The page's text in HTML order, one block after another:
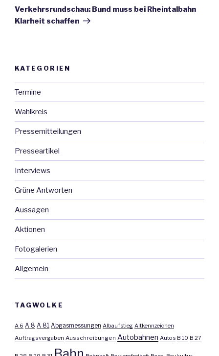
Beitrag
Verkehrsrundschau: Bund muss bei Rheintalbahn
Klarheit schaffen
KATEGORIEN
Termine
Wahlkreis
Pressemitteilungen
Presseartikel
Interviews
Grüne Antworten
Aussagen
Aktionen
Fotogalerien
Allgemein
TAGWOLKE
A 6 A 8 A 81 Abgasmessungen Albaufstieg Altkennzeichen
Auftragsvergaben Ausschreibungen Autobahnen Autos B 10 B 27